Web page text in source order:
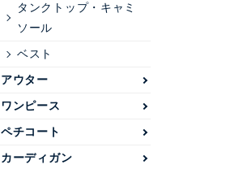
タンクトップ・キャミ
ソール
ベスト
アウター
ワンピース
ペチコート
カーディガン